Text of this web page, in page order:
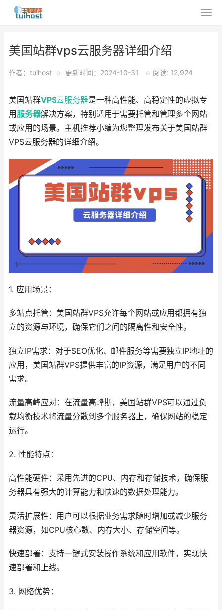
美国站群vps云服务器详细介绍
作者：tuihost o 更新时间：2024-10-31 o 阅读: 12,924
美国站群VPS云服务器是一种高性能、高稳定性的虚拟专
用 服务器解决方案，特别适用于需要托管和管理多个网站
或应用的场景。主机推荐小编为您整理发布关于美国站群
VPS云服务器的详细介绍。
1. 应用场景：
多站点托管：美国站群VPS允许每个网站或应用都拥有独
立的资源与环境，确保它们之间的隔离性和安全性。
独立IP需求：对于SEO优化、邮件服务等需要独立IP地址的
应用，美国站群VPS提供丰富的IP资源，满足用户的不同
需求。
流量高峰应对：在流量高峰期，美国站群VPS可以通过负
载均衡技术将流量分散到多个服务器上，确保网站的稳定
运行。
2. 性能特点：
高性能硬件：采用先进的CPU、内存和存储技术，确保服
务器具有强大的计算能力和快速的数据处理能力。
灵活扩展性：用户可以根据业务需求随时增加或减少服务
器资源，如CPU核心数、内存大小、存储空间等。
快速部署：支持一键式安装操作系统和应用软件，实现快
速部署和上线。
3. 网络优势：